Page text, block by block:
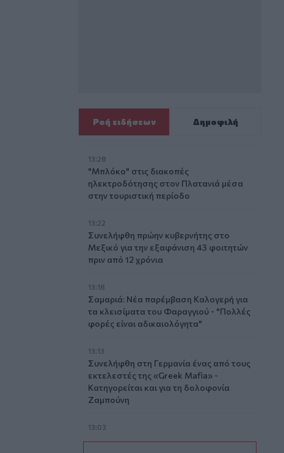
Ροή ειδήσεων Δημοφιλή
13:28
"Μπλόκο" στις διακοπές
ηλεκτροδότησης στον Πλατανιά μέσα
στην τουριστική περίοδο
13:22
Συνελήφθη πρώην κυβερνήτης στο
Μεξικό για την εξαφάνιση 43 φοιτητών
πριν από 12 χρόνια
13:18
Σαμαριά: Νέα παρέμβαση Καλογερή για
τα κλεισίματα του Φαραγγιού - "Πολλές
φορές είναι αδικαιολόγητα"
13:13
Συνελήφθη στη Γερμανία ένας από τους
εκτελεστές της «Greek Mafia» -
Κατηγορείται και για τη δολοφονία
Ζαμπούνη
13:03
Κρητικές γεύσεις και μουσική